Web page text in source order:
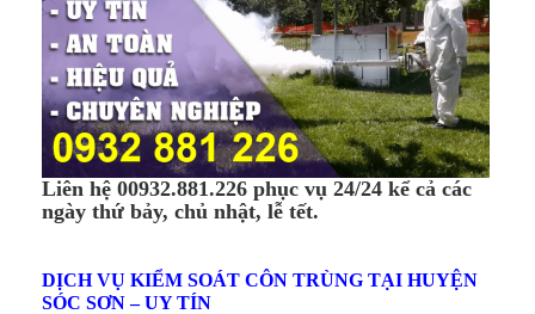
Liên hệ 00932.881.226 phục vụ 24/24 kể cả các
ngày thứ bảy, chủ nhật, lễ tết.
DỊCH VỤ KIỂM SOÁT CÔN TRÙNG TẠI HUYỆN
SÓC SƠN – UY TÍN